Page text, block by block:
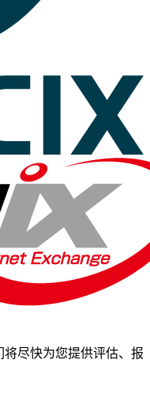
尽快为您提供评估、报